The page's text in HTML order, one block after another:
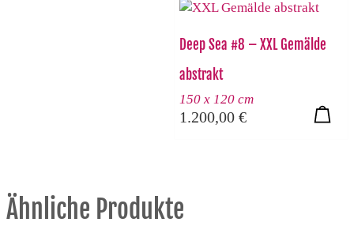
Deep Sea #8 – XXL Gemälde
abstrakt
150 x 120 cm
1.200,00 €
Ähnliche Produkte